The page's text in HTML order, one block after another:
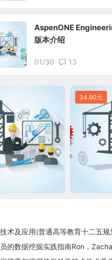
AspenONE
版本介绍
01/30 13
34.90元
及应用(普通高等教育十二五规划教材)张清华(
据挖掘实践指南Ron，Zacharski，扎哈尔斯基著；王